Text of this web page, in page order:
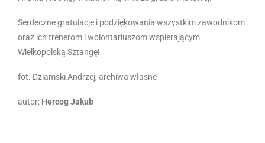
Serdeczne gratulacje i podziękowania wszystkim zawodnikom
oraz ich trenerom i wolontariuszom wspierającym
Wielkopolską Sztangę!
fot. Dziamski Andrzej, archiwa własne
autor: Hercog Jakub